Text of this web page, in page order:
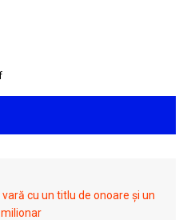
cu un titlu de onoare și un